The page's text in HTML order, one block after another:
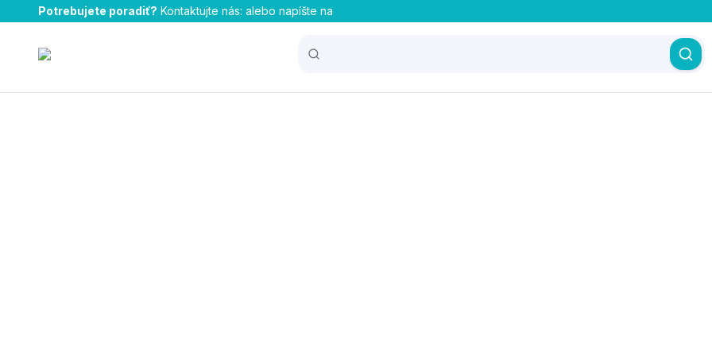
Potrebujete poradiť? Kontaktujte nás: alebo napíšte na